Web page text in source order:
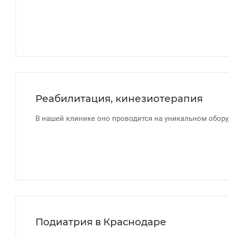
Реабилитация, кинезиотерапия
В нашей клинике оно проводится на уникальном
Подиатрия в Краснодаре